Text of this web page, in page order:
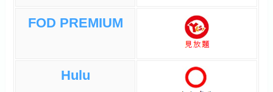
FOD PREMIUM
Hulu